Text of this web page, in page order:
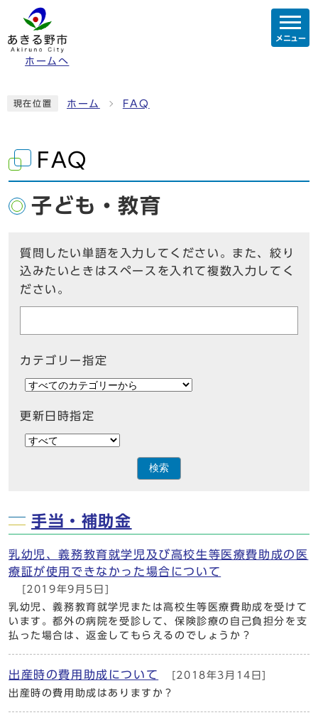
ホームへ
メニュー
現在位置 ホーム FAQ
FAQ
子ども・教育
質問したい単語を入力してください。また、絞り
込みたいときはスペースを入れて複数入力してく
ださい。
カテゴリー指定
更新日時指定
検索
手当・補助金
乳幼児、義務教育就学児及び高校生等医療費助成の医
療証が使用できなかった場合について
[2019年9月5日]
乳幼児、義務教育就学児または高校生等医療費助成を受けて
います。都外の病院を受診して、保険診療の自己負担分を支
払った場合は、返金してもらえるのでしょうか？
出産時の費用助成について
[2018年3月14日]
出産時の費用助成はありますか？